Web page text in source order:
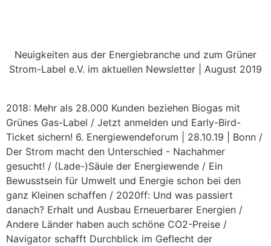
Neuigkeiten aus der Energiebranche und zum Grüner
Strom-Label e.V. im aktuellen Newsletter | August 2019
2018: Mehr als 28.000 Kunden beziehen Biogas mit
Grünes Gas-Label / Jetzt anmelden und Early-Bird-
Ticket sichern! 6. Energiewendeforum | 28.10.19 | Bonn /
Der Strom macht den Unterschied - Nachahmer
gesucht! / (Lade-)Säule der Energiewende / Ein
Bewusstsein für Umwelt und Energie schon bei den
ganz Kleinen schaffen / 2020ff: Und was passiert
danach? Erhalt und Ausbau Erneuerbarer Energien /
Andere Länder haben auch schöne CO2-Preise /
Navigator schafft Durchblick im Geflecht der